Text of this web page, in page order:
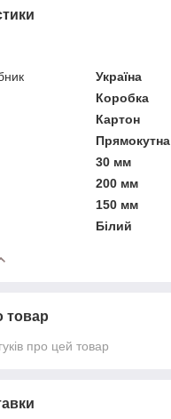
Україна
Коробка
Картон
Прямокутна
30 мм
200 мм
150 мм
Білий
товар
про цей товар